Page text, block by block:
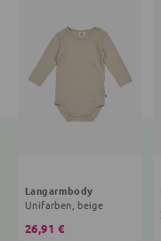
Langarmbody
Unifarben, beige
26,91 €